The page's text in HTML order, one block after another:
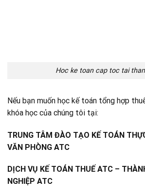
Hoc ke toan cap toc tai
Nếu bạn muốn học kế toán tổng hợp
khóa học của chúng tôi tại:
TRUNG TÂM ĐÀO TẠO KẾ TOÁN
VĂN PHÒNG ATC
DỊCH VỤ KẾ TOÁN THUẾ ATC –
NGHIỆP ATC